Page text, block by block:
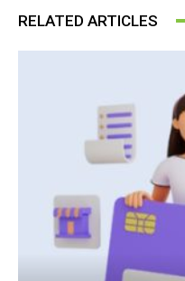
RELATED ARTICLES